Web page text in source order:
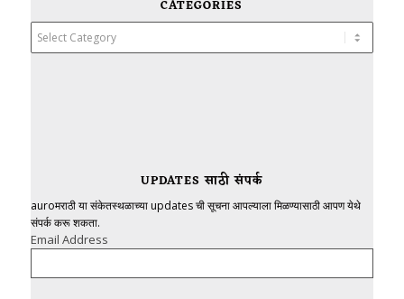
CATEGORIES
UPDATES साठी संपर्क
auroमराठी या संकेतस्थळाच्या updates ची सूचना आपल्याला मिळण्यासाठी आपण येथे
संपर्क करू शकता.
Email Address